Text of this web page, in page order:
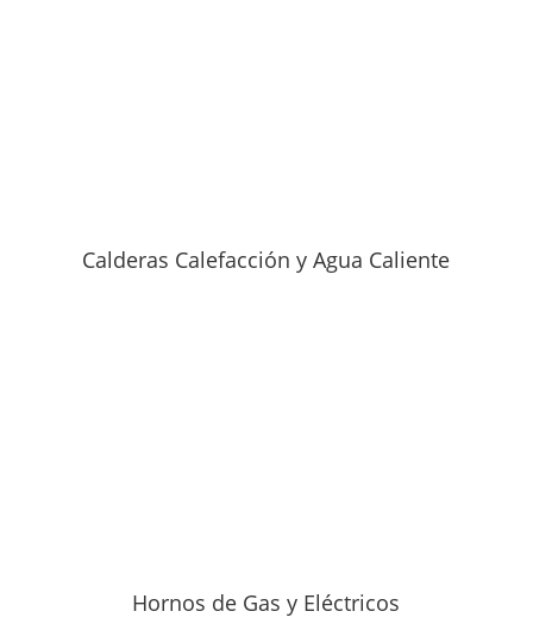
Calderas Calefacción y Agua Caliente
Hornos de Gas y Eléctricos